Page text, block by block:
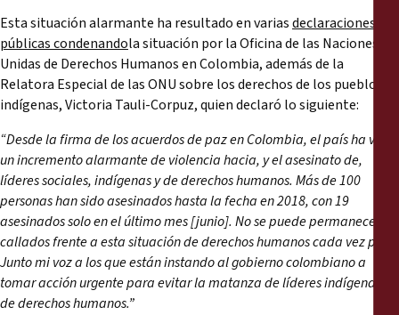
Esta situación alarmante ha resultado en variasdeclaraciones
públicas condenandola situación por la Oficina de las Naciones
Unidas de Derechos Humanos en Colombia, además de la
Relatora Especial de las ONU sobre los derechos de los pueblos
indígenas, Victoria Tauli-Corpuz, quien declaró lo siguiente:
“Desde la firma de los acuerdos de paz en Colombia, el país ha visto
un incremento alarmante de violencia hacia, y el asesinato de,
líderes sociales, indígenas y de derechos humanos. Más de 100
personas han sido asesinados hasta la fecha en 2018, con 19
asesinados solo en el último mes [junio]. No se puede permanecer
callados frente a esta situación de derechos humanos cada vez peor.
Junto mi voz a los que están instando al gobierno colombiano a
tomar acción urgente para evitar la matanza de líderes indígenas y
de derechos humanos.”